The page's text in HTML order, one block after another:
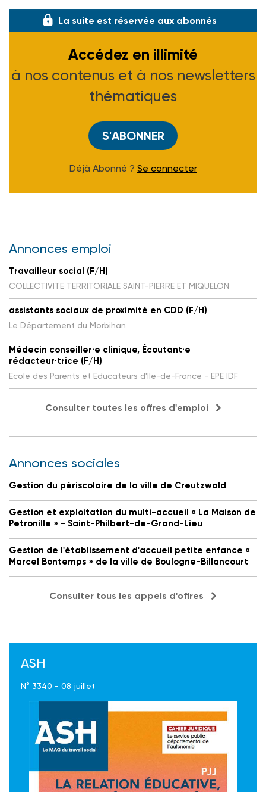
La suite est réservée aux abonnés
Accédez en illimité
à nos contenus et à nos newsletters
thématiques
S'ABONNER
Déjà Abonné ? Se connecter
Annonces emploi
Travailleur social (F/H)
COLLECTIVITE TERRITORIALE SAINT-PIERRE ET MIQUELON
assistants sociaux de proximité en CDD (F/H)
Le Département du Morbihan
Médecin conseiller·e clinique, Écoutant·e
rédacteur·trice (F/H)
Ecole des Parents et Educateurs d'Ile-de-France - EPE IDF
Consulter toutes les offres d'emploi
Annonces sociales
Gestion du périscolaire de la ville de Creutzwald
Gestion et exploitation du multi-accueil « La Maison de
Petronille » - Saint-Philbert-de-Grand-Lieu
Gestion de l'établissement d'accueil petite enfance «
Marcel Bontemps » de la ville de Boulogne-Billancourt
Consulter tous les appels d'offres
ASH
N° 3340 - 08 juillet